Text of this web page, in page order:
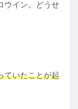
ウイン。どうせ
ていたことが起